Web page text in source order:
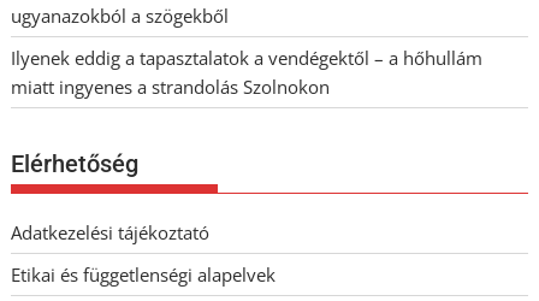
ugyanazokból a szögekből
Ilyenek eddig a tapasztalatok a vendégektől – a hőhullám
miatt ingyenes a strandolás Szolnokon
Elérhetőség
Adatkezelési tájékoztató
Etikai és függetlenségi alapelvek